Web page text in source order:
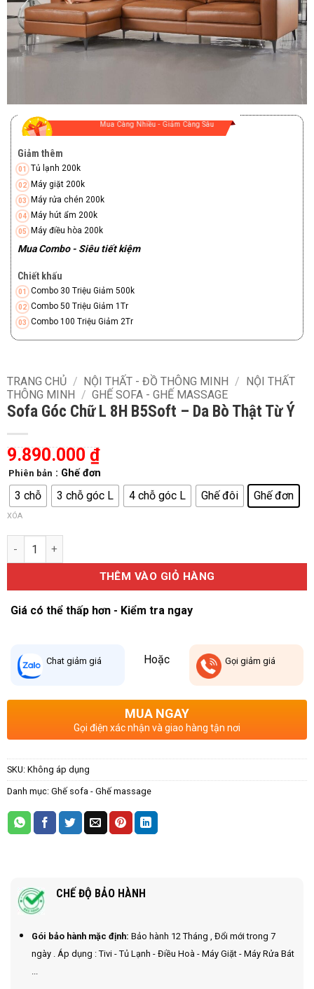
Mua Càng Nhiều - Giảm Càng Sâu
Giảm thêm
Tủ lạnh 200k
Máy giặt 200k
Máy rửa chén 200k
Máy hút ẩm 200k
Máy điều hòa 200k
Mua Combo - Siêu tiết kiệm
Chiết khấu
Combo 30 Triệu Giảm 500k
Combo 50 Triệu Giảm 1Tr
Combo 100 Triệu Giảm 2Tr
TRANG CHỦ / NỘI THẤT - ĐỒ THÔNG MINH /
NỘI THẤT
THÔNG MINH
/ GHẾ SOFA - GHẾ MASSAGE
Sofa Góc Chữ L 8H B5Soft – Da Bò Thật Từ Ý
9.890.000 ₫
Phiên bản : Ghế đơn
3 chỗ 3 chỗ góc L 4 chỗ góc L Ghế đôi Ghế đơn
XÓA
Sofa Góc Chữ L 8H B5Soft – Da Bò Thật Từ Ý số lượng
THÊM VÀO GIỎ HÀNG
Giá có thể thấp hơn - Kiểm tra ngay
Chat giảm giá Hoặc Gọigiảm giá
MUA NGAY
Gọi điện xác nhận và giao hàng tận nơi
SKU: Không áp dụng
Danh mục: Ghế sofa - Ghế massage
CHẾ ĐỘ BẢO HÀNH
Gói bảo hành mặc định: Bảo hành 12 Tháng , Đổi mới trong 7
ngày . Áp dụng : Tivi - Tủ Lạnh - Điều Hoà - Máy Giặt - Máy Rửa Bát